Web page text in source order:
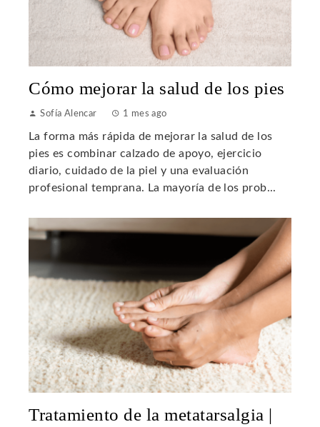
Cómo mejorar la salud de los pies
Sofía Alencar 1 mes ago
La forma más rápida de mejorar la salud de los
pies es combinar calzado de apoyo, ejercicio
diario, cuidado de la piel y una evaluación
profesional temprana. La mayoría de los prob...
Tratamiento de la metatarsalgia |